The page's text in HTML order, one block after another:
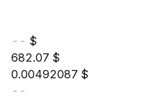
--
682.07
0.00492087
--